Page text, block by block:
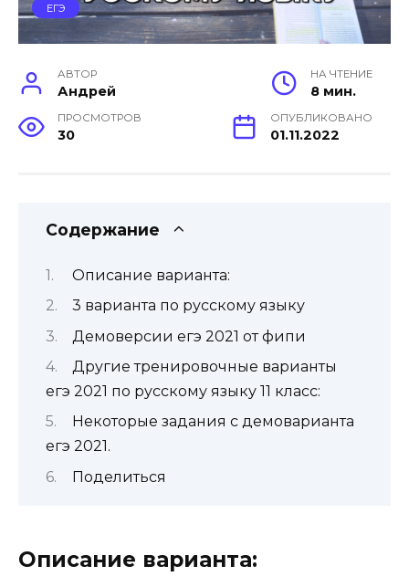
ЕГЭ
АВТОР
Андрей
НА ЧТЕНИЕ
8 мин.
ПРОСМОТРОВ
30
ОПУБЛИКОВАНО
01.11.2022
Содержание
Описание варианта:
3 варианта по русскому языку
Демоверсии егэ 2021 от фипи
Другие тренировочные варианты
егэ 2021 по русскому языку 11 класс:
Некоторые задания с демоварианта
егэ 2021.
Поделиться
Описание варианта: